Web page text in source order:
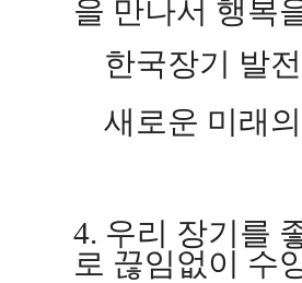
을 만나서 행복
한국장기 발
새로운 미래
4. 우리 장기를
로 끊임없이 수